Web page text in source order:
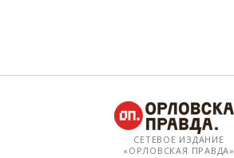
СЕТЕВОЕ ИЗДАНИЕ
«ОРЛОВСКАЯ ПРАВДА»